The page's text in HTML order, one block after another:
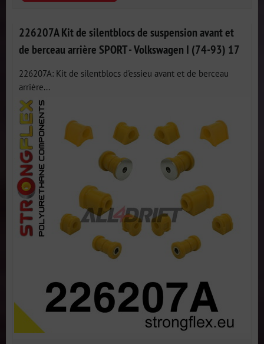
226207A Kit de silentblocs de suspension avant et
de berceau arrière SPORT - Volkswagen I (74-93) 17
226207A: Kit de silentblocs d'essieu avant et de berceau
arrière...